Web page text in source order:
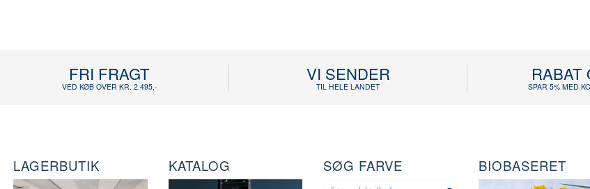
FRI FRAGT
VED KØB OVER KR. 2.495,-
VI SENDER
TIL HELE LANDET
RABAT
SPAR 5% MED
LAGERBUTIK KATALOG SØG FARVE BIOBASERET